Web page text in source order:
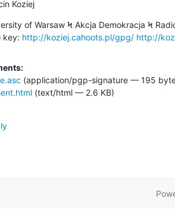
Koziej
of Warsaw Ϟ Akcja Demokracja Ϟ
key: http://koziej.cahoots.pl/gpg/ http://
(application/pgp-signature — 195
(text/html — 2.6 KB)